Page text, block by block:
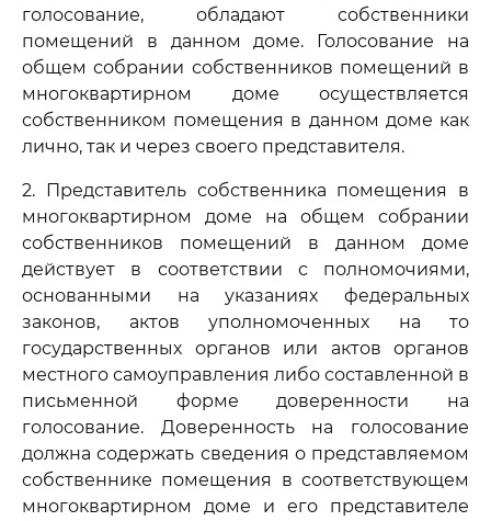
голосование, обладают собственники
помещений в данном доме. Голосование на
общем собрании собственников помещений в
многоквартирном доме осуществляется
собственником помещения в данном доме как
лично, так и через своего представителя.
2. Представитель собственника помещения в
многоквартирном доме на общем собрании
собственников помещений в данном доме
действует в соответствии с полномочиями,
основанными на указаниях федеральных
законов, актов уполномоченных на то
государственных органов или актов органов
местного самоуправления либо составленной в
письменной форме доверенности на
голосование. Доверенность на голосование
должна содержать сведения о представляемом
собственнике помещения в соответствующем
многоквартирном доме и его представителе